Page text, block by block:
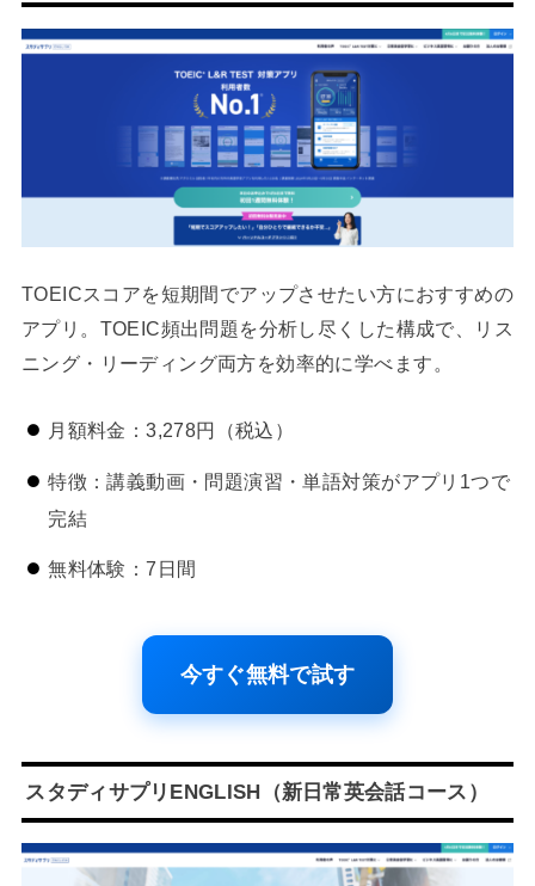
TOEICスコアを短期間でアップさせたい方におすすめの
アプリ。TOEIC頻出問題を分析し尽くした構成で、リス
ニング・リーディング両方を効率的に学べます。
月額料金：3,278円（税込）
特徴：講義動画・問題演習・単語対策がアプリ1つで
完結
無料体験：7日間
今すぐ無料で試す
スタディサプリENGLISH（新日常英会話コース）